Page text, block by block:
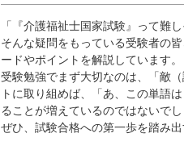
「『介護福祉士国家試験』って難
そんな疑問をもっている受験者の
ードやポイントを解説しています。
受験勉強でまず大切なのは、「敵
トに取り組めば、「あ、この単語
ることが増えているのではないでし
ぜひ、試験合格への第一歩を踏み